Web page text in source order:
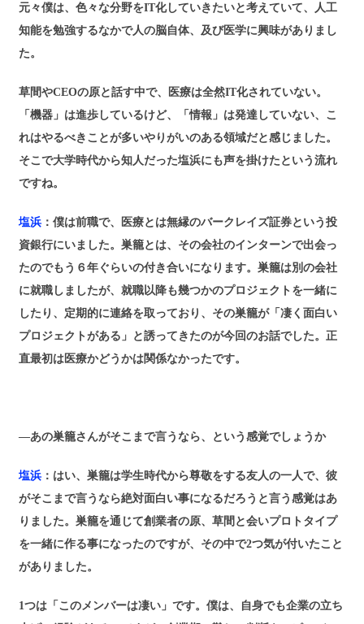
元々僕は、色々な分野をIT化していきたいと考えていて、人工
知能を勉強するなかで人の脳自体、及び医学に興味がありまし
た。
草間やCEOの原と話す中で、医療は全然IT化されていない。
「機器」は進歩しているけど、「情報」は発達していない、こ
れはやるべきことが多いやりがいのある領域だと感じました。
そこで大学時代から知人だった塩浜にも声を掛けたという流れ
ですね。
塩浜 ：僕は前職で、医療とは無縁のバークレイズ証券という投
資銀行にいました。巣籠とは、その会社のインターンで出会っ
たのでもう６年ぐらいの付き合いになります。巣籠は別の会社
に就職しましたが、就職以降も幾つかのプロジェクトを一緒に
したり、定期的に連絡を取っており、その巣籠が「凄く面白い
プロジェクトがある」と誘ってきたのが今回のお話でした。正
直最初は医療かどうかは関係なかったです。
―あの巣籠さんがそこまで言うなら、という感覚でしょうか
塩浜 ：はい、巣籠は学生時代から尊敬をする友人の一人で、彼
がそこまで言うなら絶対面白い事になるだろうと言う感覚はあ
りました。巣籠を通じて創業者の原、草間と会いプロトタイプ
を一緒に作る事になったのですが、その中で2つ気が付いたこと
がありました。
1つは「このメンバーは凄い」です。僕は、自身でも企業の立ち